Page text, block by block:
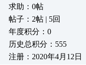
求助：0帖
帖子：2帖 | 5回
年度积分：0
历史总积分：555
注册：2020年4月12日